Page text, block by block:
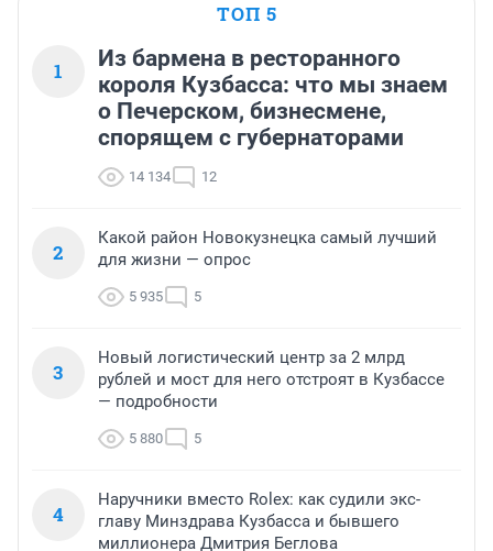
ТОП 5
1
Из бармена в ресторанного
короля Кузбасса: что мы знаем
о Печерском, бизнесмене,
спорящем с губернаторами
14 134 12
2
Какой район Новокузнецка самый лучший
для жизни — опрос
5 935 5
3
Новый логистический центр за 2 млрд
рублей и мост для него отстроят в Кузбассе
— подробности
5 880 5
4
Наручники вместо Rolex: как судили экс-
главу Минздрава Кузбасса и бывшего
миллионера Дмитрия Беглова